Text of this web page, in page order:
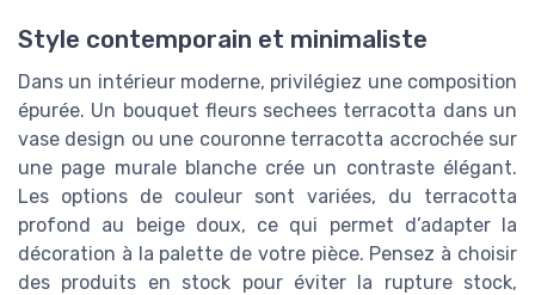
Style contemporain et minimaliste
Dans un intérieur moderne, privilégiez une composition
épurée. Un bouquet fleurs sechees terracotta dans un
vase design ou une couronne terracotta accrochée sur
une page murale blanche crée un contraste élégant.
Les options de couleur sont variées, du terracotta
profond au beige doux, ce qui permet d’adapter la
décoration à la palette de votre pièce. Pensez à choisir
des produits en stock pour éviter la rupture stock,